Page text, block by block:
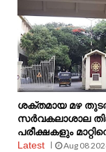
ശക്തമായ മഴ
സർവകലാശാല
പരീക്ഷകളും
Latest
Aug 08